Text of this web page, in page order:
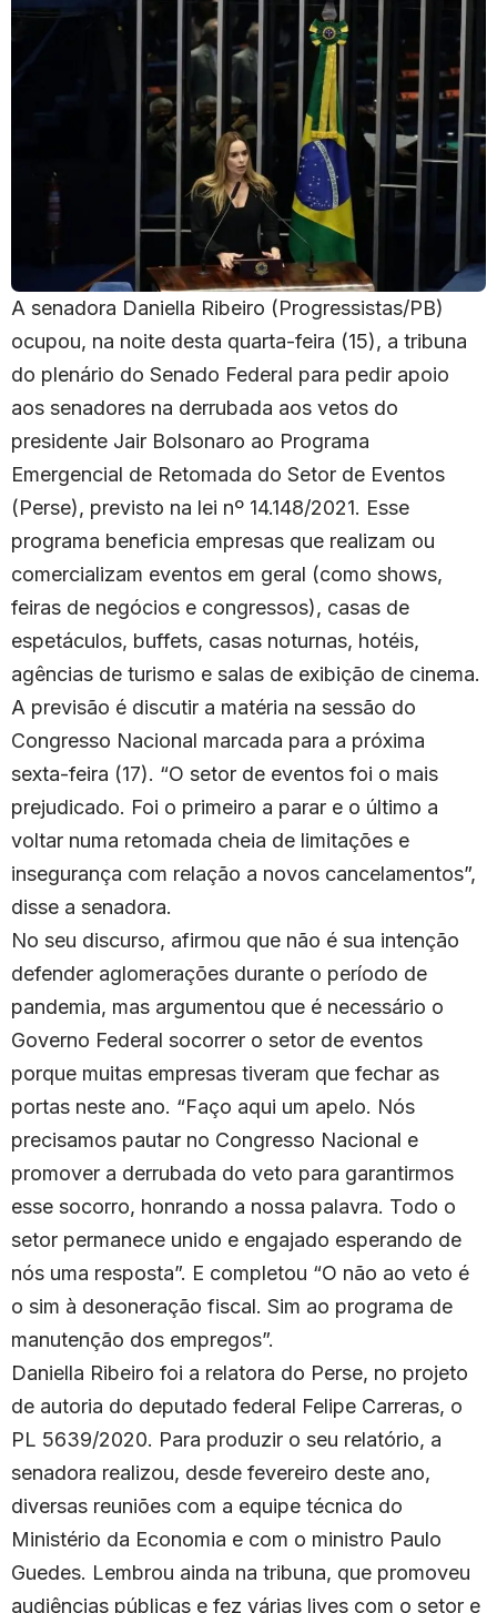
A senadora Daniella Ribeiro (Progressistas/PB)
ocupou, na noite desta quarta-feira (15), a tribuna
do plenário do Senado Federal para pedir apoio
aos senadores na derrubada aos vetos do
presidente Jair Bolsonaro ao Programa
Emergencial de Retomada do Setor de Eventos
(Perse), previsto na lei nº 14.148/2021. Esse
programa beneficia empresas que realizam ou
comercializam eventos em geral (como shows,
feiras de negócios e congressos), casas de
espetáculos, buffets, casas noturnas, hotéis,
agências de turismo e salas de exibição de cinema.
A previsão é discutir a matéria na sessão do
Congresso Nacional marcada para a próxima
sexta-feira (17). “O setor de eventos foi o mais
prejudicado. Foi o primeiro a parar e o último a
voltar numa retomada cheia de limitações e
insegurança com relação a novos cancelamentos”,
disse a senadora.
No seu discurso, afirmou que não é sua intenção
defender aglomerações durante o período de
pandemia, mas argumentou que é necessário o
Governo Federal socorrer o setor de eventos
porque muitas empresas tiveram que fechar as
portas neste ano. “Faço aqui um apelo. Nós
precisamos pautar no Congresso Nacional e
promover a derrubada do veto para garantirmos
esse socorro, honrando a nossa palavra. Todo o
setor permanece unido e engajado esperando de
nós uma resposta”. E completou “O não ao veto é
o sim à desoneração fiscal. Sim ao programa de
manutenção dos empregos”.
Daniella Ribeiro foi a relatora do Perse, no projeto
de autoria do deputado federal Felipe Carreras, o
PL 5639/2020. Para produzir o seu relatório, a
senadora realizou, desde fevereiro deste ano,
diversas reuniões com a equipe técnica do
Ministério da Economia e com o ministro Paulo
Guedes. Lembrou ainda na tribuna, que promoveu
audiências públicas e fez várias lives com o setor e